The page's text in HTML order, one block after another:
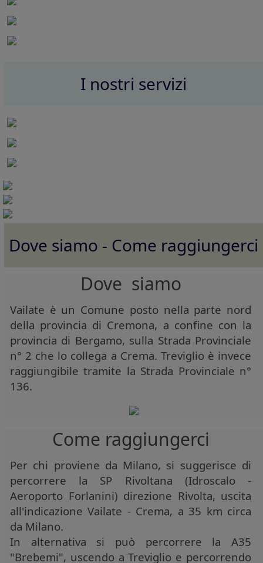
I nostri servizi
Dove siamo - Come raggiungerci
Dove siamo
Vailate è un Comune posto nella parte nord
della provincia di Cremona, a confine con la
provincia di Bergamo, sulla Strada Provinciale
n° 2 che lo collega a Crema. Treviglio è invece
raggiungibile tramite la Strada Provinciale n°
136.
Come raggiungerci
Per chi proviene da Milano, si suggerisce di
percorrere la SP Rivoltana (Idroscalo -
Aeroporto Forlanini) direzione Rivolta, uscita
all'indicazione Vailate - Crema, a 35 km circa
da Milano.
In alternativa si può percorrere la A35
"Brebemi", uscendo a Treviglio e percorrendo